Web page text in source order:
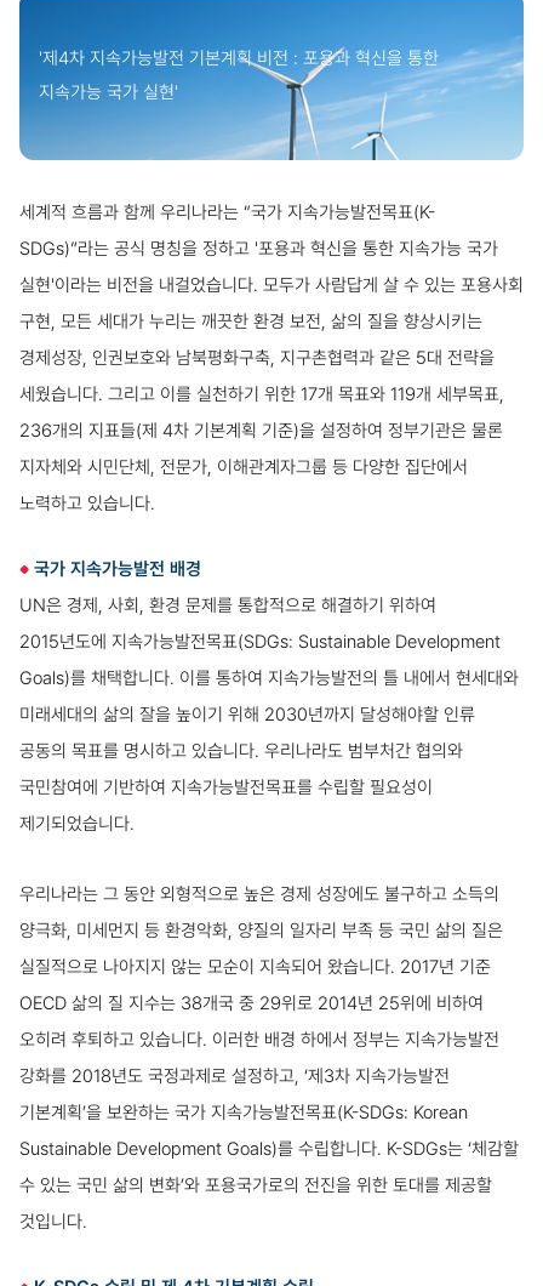
'제4차 지속가능발전 기본계획 비전 : 포용과 혁신을 통한
지속가능 국가 실현'
세계적 흐름과 함께 우리나라는 “국가 지속가능발전목표(K-
SDGs)”라는 공식 명칭을 정하고 '포용과 혁신을 통한 지속가능 국가
실현'이라는 비전을 내걸었습니다. 모두가 사람답게 살 수 있는 포용사회
구현, 모든 세대가 누리는 깨끗한 환경 보전, 삶의 질을 향상시키는
경제성장, 인권보호와 남북평화구축, 지구촌협력과 같은 5대 전략을
세웠습니다. 그리고 이를 실천하기 위한 17개 목표와 119개 세부목표,
236개의 지표들(제 4차 기본계획 기준)을 설정하여 정부기관은 물론
지자체와 시민단체, 전문가, 이해관계자그룹 등 다양한 집단에서
노력하고 있습니다.
국가 지속가능발전 배경
UN은 경제, 사회, 환경 문제를 통합적으로 해결하기 위하여
2015년도에 지속가능발전목표(SDGs: Sustainable Development
Goals)를 채택합니다. 이를 통하여 지속가능발전의 틀 내에서 현세대와
미래세대의 삶의 잘을 높이기 위해 2030년까지 달성해야할 인류
공동의 목표를 명시하고 있습니다. 우리나라도 범부처간 협의와
국민참여에 기반하여 지속가능발전목표를 수립할 필요성이
제기되었습니다.
우리나라는 그 동안 외형적으로 높은 경제 성장에도 불구하고 소득의
양극화, 미세먼지 등 환경악화, 양질의 일자리 부족 등 국민 삶의 질은
실질적으로 나아지지 않는 모순이 지속되어 왔습니다. 2017년 기준
OECD 삶의 질 지수는 38개국 중 29위로 2014년 25위에 비하여
오히려 후퇴하고 있습니다. 이러한 배경 하에서 정부는 지속가능발전
강화를 2018년도 국정과제로 설정하고, ‘제3차 지속가능발전
기본계획’을 보완하는 국가 지속가능발전목표(K-SDGs: Korean
Sustainable Development Goals)를 수립합니다. K-SDGs는 ‘체감할
수 있는 국민 삶의 변화’와 포용국가로의 전진을 위한 토대를 제공할
것입니다.